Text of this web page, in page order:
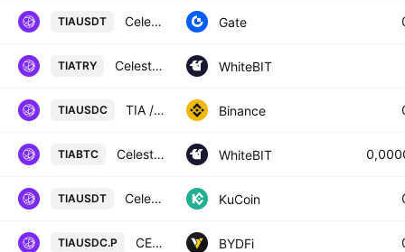
TIAUSDT Celestia/Tether Gate
TIATRY Celestia / Türk lirası WhiteBIT
TIAUSDC TIA / USD Coin Binance
TIABTC Celestia / Bitcoin WhiteBIT
TIAUSDT Celestia / Tether KuCoin
TIAUSDC.P CELESTIA / USDC PERPETUAL SWAP CONTRACT BYDFi